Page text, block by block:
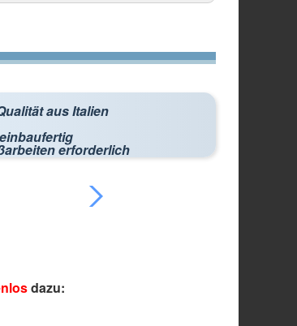
aus Italien
erforderlich
dazu: